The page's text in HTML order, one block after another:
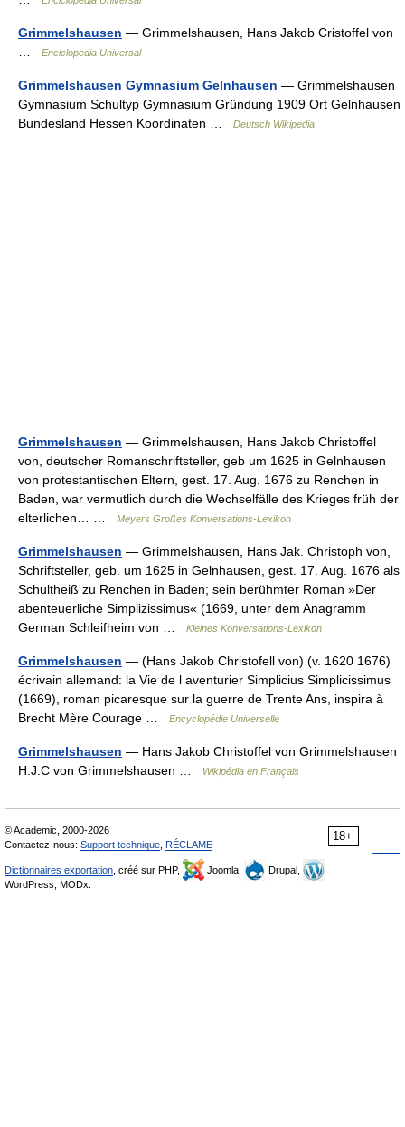
Grimmelshausen — Grimmelshausen, Hans Jakob Cristoffel von
Enciclopedia Universal
Grimmelshausen Gymnasium Gelnhausen — Grimmelshausen
Gymnasium Schultyp Gymnasium Gründung 1909 Ort Gelnhausen
Bundesland Hessen Koordinaten …
Deutsch Wikipedia
Grimmelshausen — Grimmelshausen, Hans Jakob Christoffel
von, deutscher Romanschriftsteller, geb um 1625 in Gelnhausen
von protestantischen Eltern, gest. 17. Aug. 1676 zu Renchen in
Baden, war vermutlich durch die Wechselfälle des Krieges früh der
elterlichen… …
Meyers Großes Konversations-Lexikon
Grimmelshausen — Grimmelshausen, Hans Jak. Christoph von,
Schriftsteller, geb. um 1625 in Gelnhausen, gest. 17. Aug. 1676 als
Schultheiß zu Renchen in Baden; sein berühmter Roman »Der
abenteuerliche Simplizissimus« (1669, unter dem Anagramm
German Schleifheim von …
Kleines Konversations-Lexikon
Grimmelshausen — (Hans Jakob Christofell von) (v. 1620 1676)
écrivain allemand: la Vie de l aventurier Simplicius Simplicissimus
(1669), roman picaresque sur la guerre de Trente Ans, inspira à
Brecht Mère Courage …
Encyclopédie Universelle
Grimmelshausen — Hans Jakob Christoffel von Grimmelshausen
H.J.C von Grimmelshausen …
Wikipédia en Français
18+
© Academic, 2000-2026
Contactez-nous: Support technique RÉCLAME
Dictionnaires exportation , créé sur PHP, Joomla,
Drupal,
WordPress, MODx.